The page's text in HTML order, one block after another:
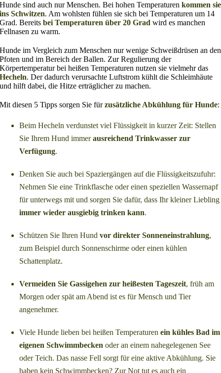
Hunde sind auch nur Menschen. Bei hohen Temperaturenkommen sie
ins Schwitzen. Am wohlsten fühlen sie sich bei Temperaturen um 14
Grad. Bereitsbei Temperaturen über 20 Grad wird es manchen
Fellnasen zu warm.
Hunde im Vergleich zum Menschen nur wenige Schweißdrüsen an den
Pfoten und im Bereich der Ballen. Zur Regulierung der
Körpertemperatur bei heißen Temperaturen nutzen sie vielmehr das
Hecheln. Der dadurch verursachte Luftstrom kühlt die Schleimhäute
und hilft dabei, die Hitze erträglicher zu machen.
Mit diesen 5 Tipps sorgen Sie fürzusätzliche Abkühlung für Hunde:
Beim Hecheln verdunstet viel Flüssigkeit in kurzer Zeit: Stellen
Sie Ihrem Hund immerausreichend Trinkwasser zur
Verfügung.
Denken Sie auch bei Spaziergängen auf die Flüssigkeitszufuhr:
Nehmen Sie eine Trinkflasche oder einen speziellen Wassernapf
für unterwegs mit und sorgen Sie dafür, dass Ihr kleiner Liebling
immer wieder ausgiebig trinken kann.
Schützen Sie Ihren Hundvor direkter Sonneneinstrahlung,
zum Beispiel durch Sonnenschirme oder einen kühlen
Schattenplatz.
Vermeiden Sie Gassigehen zur heißesten Tageszeit, früh am
Morgen oder spät am Abend ist es für Mensch und Tier
angenehmer.
Viele Hunde lieben bei heißen Temperaturenein kühles Bad im
eigenen Schwimmbecken oder an einem nahegelegenen See
oder Teich. Das nasse Fell sorgt für eine aktive Abkühlung. Sie
haben kein Schwimmbecken? Zur Not tut es auch ein